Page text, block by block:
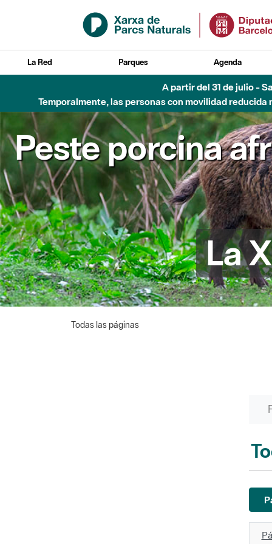
Saltar al contenido principal
La Red Parques Agenda
6 de agosto - Parque
Peste porcina
La
Todas las páginas